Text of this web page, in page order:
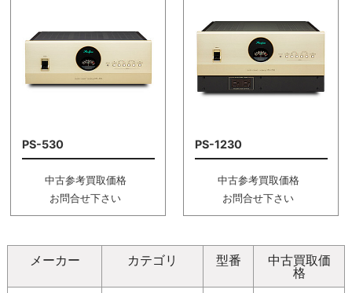
PS-530
中古参考買取価格
お問合せ下さい
PS-1230
中古参考買取価格
お問合せ下さい
メーカー カテゴリ 型番
中古買取価
格